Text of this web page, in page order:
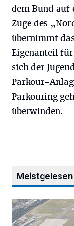
dem Bund auf
Zuge des
übernimmt
Eigenanteil für
sich der
Parkour-
Parkouring
überwinden.
Meistgelesen
Vorsicht bei